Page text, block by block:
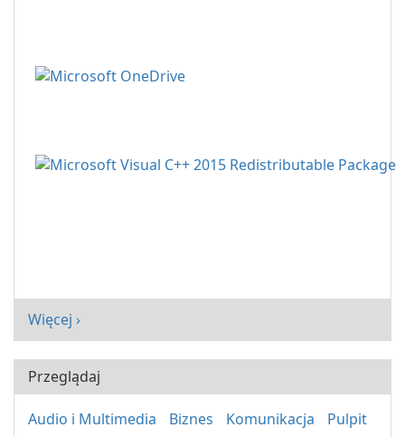
Więcej ›
Przeglądaj
Audio i Multimedia Biznes Komunikacja
Pulpit